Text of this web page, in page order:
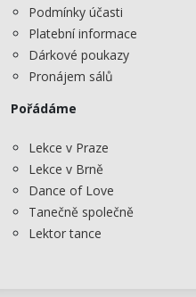
Podmínky účasti
Platební informace
Dárkové poukazy
Pronájem sálů
Pořádáme
Lekce v Praze
Lekce v Brně
Dance of Love
Tanečně společně
Lektor tance